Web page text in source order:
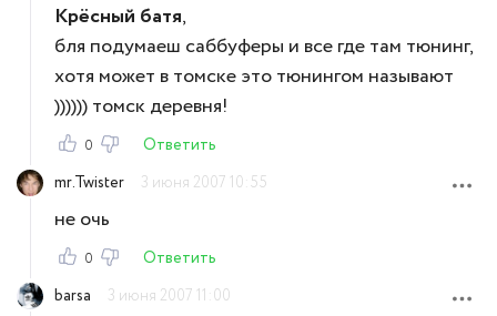
Крёсный батя,
бля подумаеш саббуферы и все где там тюнинг,
хотя может в томске это тюнингом называют
)))))) томск деревня!
0
Ответить
mr.Twister
3 июня 2007 10:55
не очь
0
Ответить
barsa
3 июня 2007 11:00